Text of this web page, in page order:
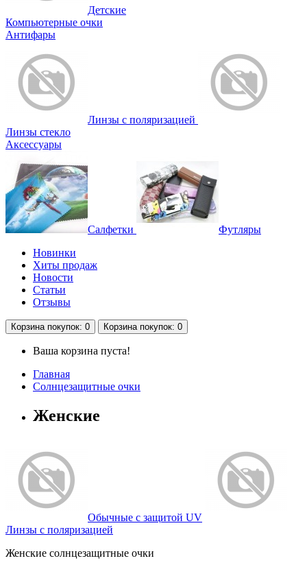
Детские
Компьютерные очки
Антифары
Линзы с поляризацией
Линзы стекло
Аксессуары
Салфетки
Футляры
Новинки
Хиты продаж
Новости
Статьи
Отзывы
Корзинапокупок: 0 Корзинапокупок: 0
Ваша корзина пуста!
Главная
Солнцезащитные очки
Женские
Обычные с защитой UV
Линзы с поляризацией
Женские солнцезащитные очки